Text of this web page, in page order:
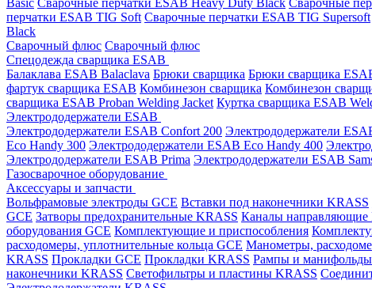
Basic Сварочные перчатки ESAB Heavy Duty Black Сварочные
перчатки ESAB TIG Soft Сварочные перчатки ESAB TIG Supersoft
Black
Сварочный флюс Сварочный флюс
Спецодежда сварщика ESAB
Балаклава ESAB Balaclava Брюки сварщика Брюки сварщика
фартук сварщика ESAB Комбинезон сварщика Комбинезон
сварщика ESAB Proban Welding Jacket Куртка сварщика ESAB
Электрододержатели ESAB
Электрододержатели ESAB Confort 200 Электрододержатели
Eco Handy 300 Электрододержатели ESAB Eco Handy 400
Электрододержатели ESAB Prima Электрододержатели ESAB
Газосварочное оборудование
Аксессуары и запчасти
Вольфрамовые электроды GCE Вставки под наконечники KRASS
GCE Затворы предохранительные KRASS Каналы направляющие
оборудования GCE Комплектующие и приспособления
расходомеры, уплотнительные кольца GCE Манометры,
KRASS Прокладки GCE Прокладки KRASS Рампы и
наконечники KRASS Светофильтры и пластины KRASS